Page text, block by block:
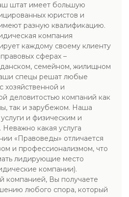
штат имеет большую
юристов и
разную квалификацию.
компания
каждому своему клиенту
сферах –
семейном, жилищном
спецы решат любые
хозяйственной и
деловитостью компаний как
так и зарубежом. Наша
и физическим и
какая услуга
«Правоведы» отличается
и профессионализмом, что
лидирующие место
компании).
компанией, Вы получаете
любого спора, который